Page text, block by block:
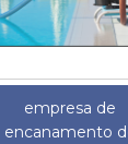
empresa de
encanamento